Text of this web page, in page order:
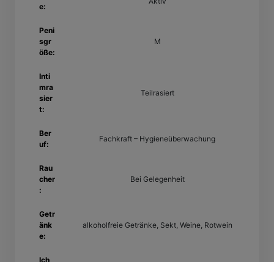
e:
Peni
sgr
öße:
M
Inti
mra
sier
t:
Teilrasiert
Ber
uf:
Fachkraft – Hygieneüberwachung
Rau
cher
:
Bei Gelegenheit
Getr
änk
e:
alkoholfreie Getränke, Sekt, Weine, Rotwein
Ich